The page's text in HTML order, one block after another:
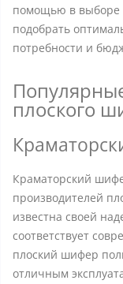
помощью в выборе
подобрать
потребности и
плоского
Краматорский
производителей
известна своей
соответствует
плоский шифер
отличным